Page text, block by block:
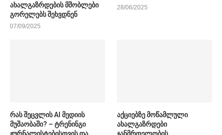
ახალგაზრდების მშობლები
გორელებს შეხვდნენ
07/09/2025
28/06/2025
რას შეცვლის AI მედიის
მუშაობაში? – ტრენინგი
აქციებზე მოწამლული
ახალგაზრდები